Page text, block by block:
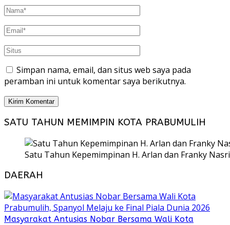
Simpan nama, email, dan situs web saya pada
peramban ini untuk komentar saya berikutnya.
SATU TAHUN MEMIMPIN KOTA PRABUMULIH
Satu Tahun Kepemimpinan H. Arlan dan Franky
DAERAH
Masyarakat Antusias Nobar Bersama Wali Kota